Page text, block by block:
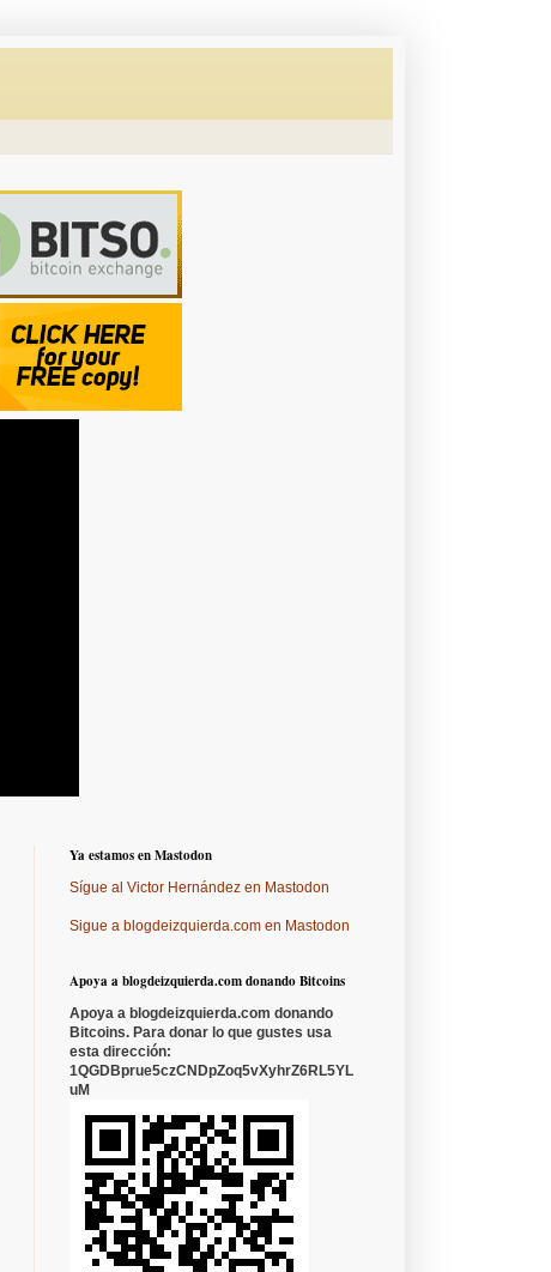
Ya estamos en Mastodon
Sígue al Victor Hernández en Mastodon
Sigue a blogdeizquierda.com en Mastodon
Apoya a blogdeizquierda.com donando Bitcoins
Apoya a blogdeizquierda.com donando
Bitcoins. Para donar lo que gustes usa
esta dirección:
1QGDBprue5czCNDpZoq5vXyhrZ6RL5YL
uM